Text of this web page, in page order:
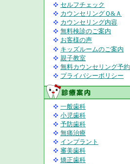
セルフチェック
カウンセリングＱ&Ａ
カウンセリング内容
無料検診のご案内
お客様の声
キッズルームのご案内
親子教室
無料カウンセリング予約
プライバシーポリシー
一般歯科
小児歯科
予防歯科
無痛治療
インプラント
審美歯科
矯正歯科